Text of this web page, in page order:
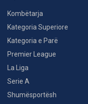
Kombëtarja
Kategoria Superiore
Kategoria e Parë
Premier League
La Liga
Serie A
Shumësportësh